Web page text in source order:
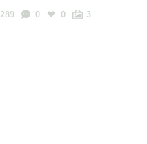
289 0 0 3